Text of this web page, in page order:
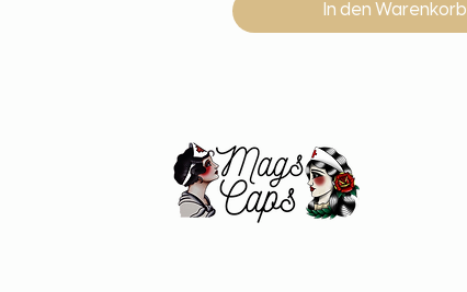
In den Warenkorb